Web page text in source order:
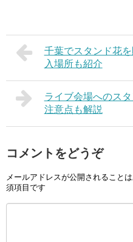
千葉でスタンド花
入場所も紹介
ライブ会場へのス
注意点も解説
コメントをどうぞ
メールアドレスが公開されることは
須項目です